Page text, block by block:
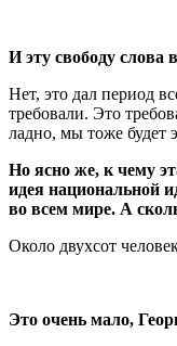
И эту свободу слова
Нет, это дал период
требовали. Это
ладно, мы тоже будет
Но ясно же, к чему
идея национальной
во всем мире. А
Около двухсот
Это очень мало,